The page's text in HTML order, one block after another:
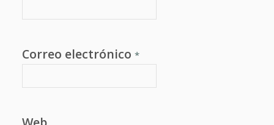
Correo electrónico *